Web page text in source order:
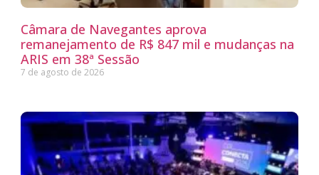
Câmara de Navegantes aprova
remanejamento de R$ 847 mil e mudanças na
ARIS em 38ª Sessão
7 de agosto de 2026